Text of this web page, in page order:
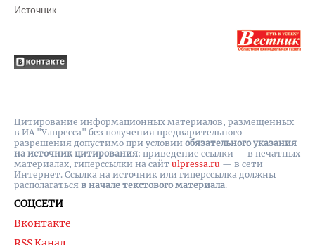
Источник
СОЦСЕТИ
Вконтакте
Цитирование информационных материалов, размещенных
в ИА "Улпресса" без получения предварительного
разрешения допустимо при условии обязательного указания
на источник цитирования: приведение ссылки — в печатных
материалах, гиперссылки на cайт ulpressa.ru — в сети
Интернет. Ссылка на источник или гиперссылка должны
располагаться в начале текстового материала.